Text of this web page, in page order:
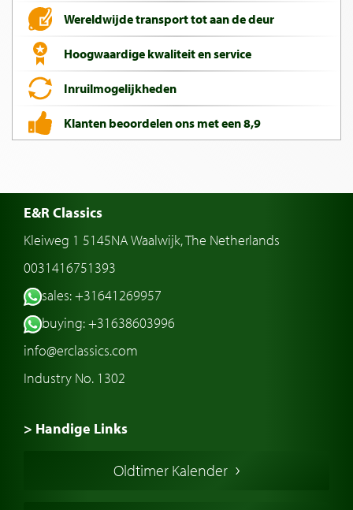
Wereldwijde transport tot aan de deur
Hoogwaardige kwaliteit en service
Inruilmogelijkheden
Klanten beoordelen ons met een 8,9
E&R Classics
Kleiweg 1 5145NA Waalwijk, The Netherlands
0031416751393
sales: +31641269957
buying: +31638603996
info@erclassics.com
Industry No. 1302
> Handige Links
Oldtimer Kalender